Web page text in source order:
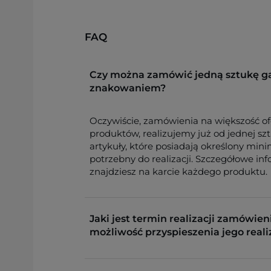
FAQ
Czy można zamówić jedną sztukę
znakowaniem?
Oczywiście, zamówienia na większość
produktów, realizujemy już od jednej
artykuły, które posiadają określony
potrzebny do realizacji. Szczegółowe
znajdziesz na karcie każdego produktu.
Jaki jest termin realizacji
możliwość przyspieszenia jego